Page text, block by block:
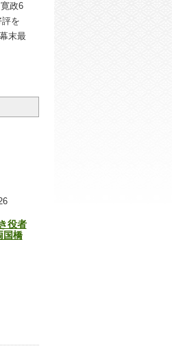
政6
を
末最
役者
国橋